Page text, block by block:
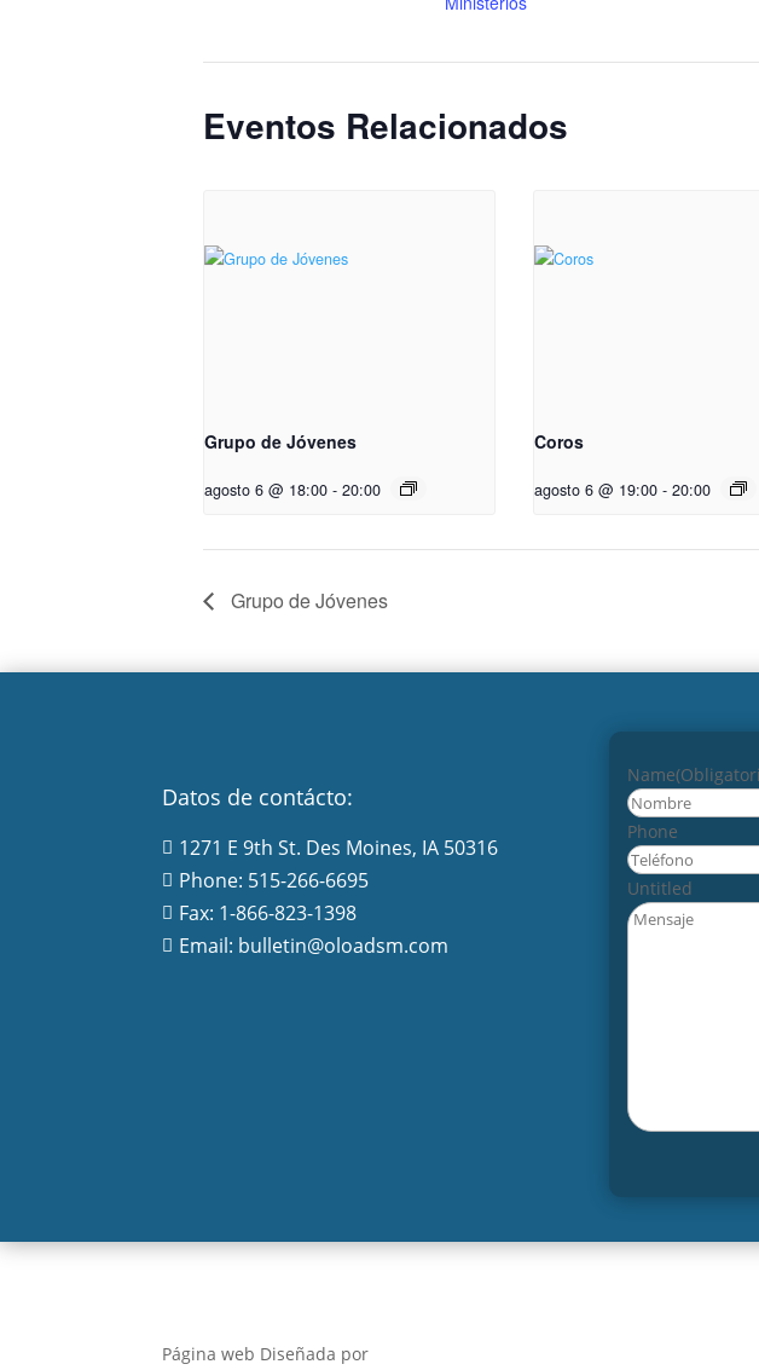
Eventos Relacionados
Grupo de Jóvenes
agosto 6 @ 18:00 - 20:00
Coros
agosto 6 @ 19:00 - 20:00
Grupo de Jóvenes
Datos de contácto:
 1271 E 9th St. Des Moines, IA 50316
 Phone: 515-266-6695
 Fax: 1-866-823-1398
 Email: bulletin@oloadsm.com
Name
Phone
Untitled
Página web Diseñada por